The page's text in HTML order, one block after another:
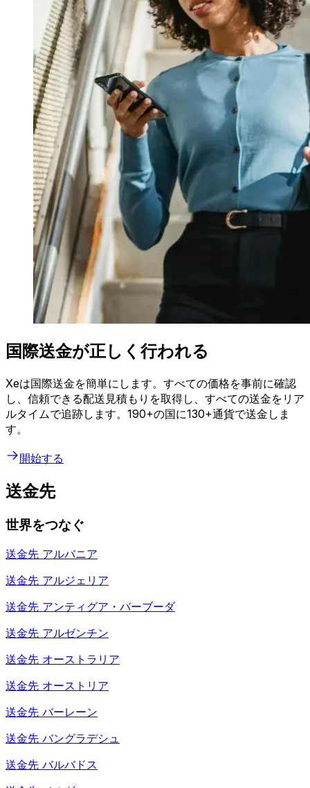
国際送金が正しく行われる
Xeは国際送金を簡単にします。すべての価格を事前に確認
し、信頼できる配送見積もりを取得し、すべての送金をリア
ルタイムで追跡します。190+の国に130+通貨で送金しま
す。
開始する
送金先
世界をつなぐ
送金先 アルバニア
送金先 アルジェリア
送金先 アンティグア・バーブーダ
送金先 アルゼンチン
送金先 オーストラリア
送金先 オーストリア
送金先 バーレーン
送金先 バングラデシュ
送金先 バルバドス